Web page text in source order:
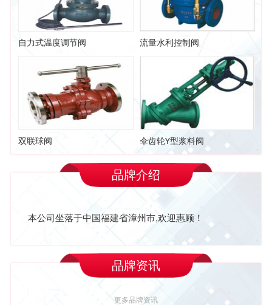
自力式温度调节阀 流量水利控制阀
双联球阀 伞齿轮Y型浆料阀
品牌介绍
本公司坐落于中国福建省漳州市,欢迎惠顾！
品牌资讯
更多品牌资讯